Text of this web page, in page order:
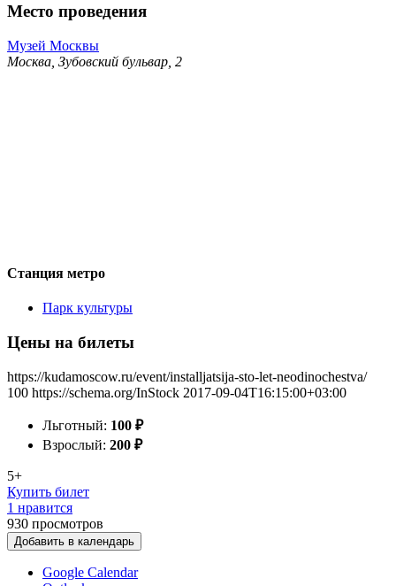
Место проведения
Музей Москвы
Москва, Зубовский бульвар, 2
Станция метро
Парк культуры
Цены на билеты
https://kudamoscow.ru/event/installjatsija-sto-let-neodinochestva/
100 https://schema.org/InStock 2017-09-04T16:15:00+03:00
Льготный: 100 ₽
Взрослый: 200 ₽
5+
Купить билет
1 нравится
930 просмотров
Добавить в календарь
Google Calendar